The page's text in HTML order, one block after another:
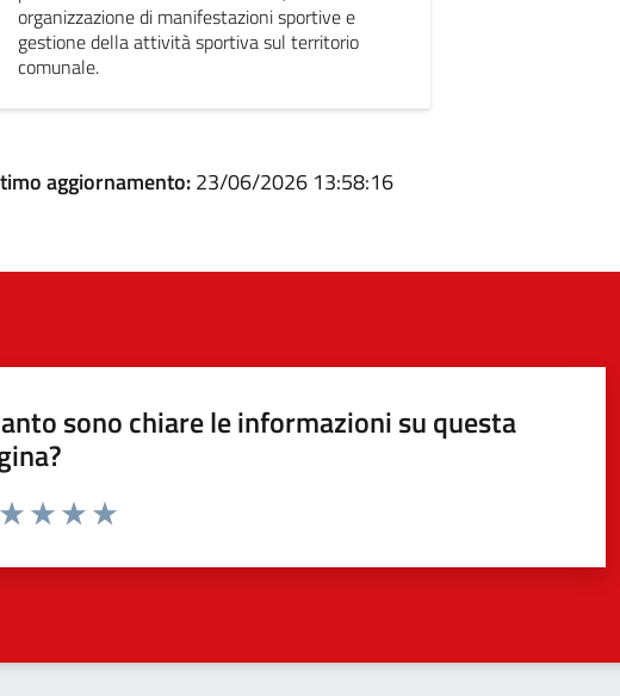
organizzazione di manifestazioni sportive e
gestione della attività sportiva sul territorio
comunale.
aggiornamento:23/06/2026 13:58:16
sono chiare le informazioni su questa
da 1 a 5 stelle la pagina